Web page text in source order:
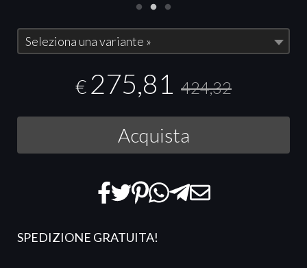
Seleziona una variante »
€ 275,81 424,32
Acquista
SPEDIZIONE GRATUITA!